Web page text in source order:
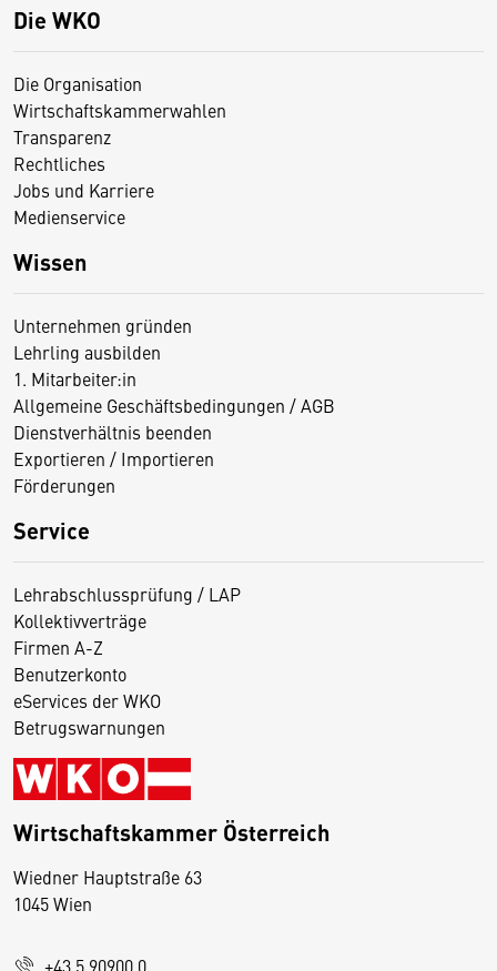
Die WKO
Die Organisation
Wirtschaftskammerwahlen
Transparenz
Rechtliches
Jobs und Karriere
Medienservice
Wissen
Unternehmen gründen
Lehrling ausbilden
1. Mitarbeiter:in
Allgemeine Geschäftsbedingungen / AGB
Dienstverhältnis beenden
Exportieren / Importieren
Förderungen
Service
Lehrabschlussprüfung / LAP
Kollektivverträge
Firmen A-Z
Benutzerkonto
eServices der WKO
Betrugswarnungen
Wirtschaftskammer Österreich
Wiedner Hauptstraße 63
1045 Wien
+43 5 90900 0
D